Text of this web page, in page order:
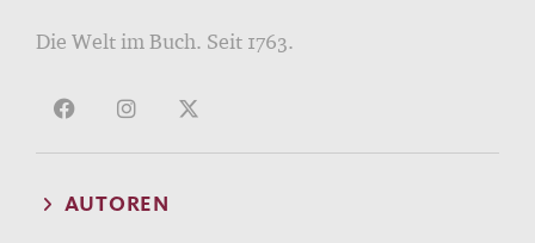
Die Welt im Buch. Seit 1763.
AUTOREN